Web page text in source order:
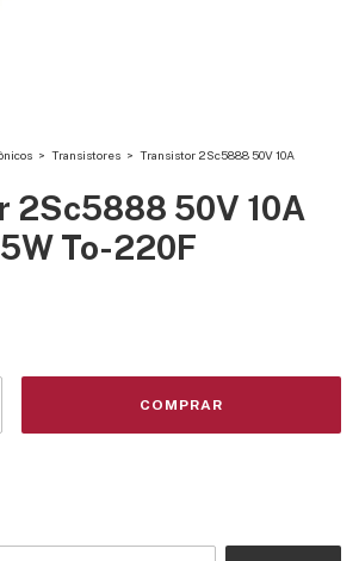
> Transistores > Transistor 2Sc5888 50V 10A
2Sc5888 50V 10A
To-220F